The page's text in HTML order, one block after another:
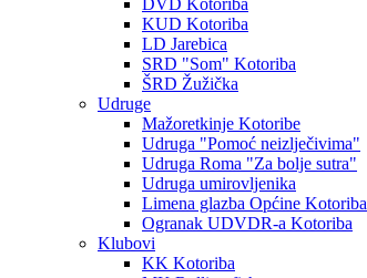
DVD Kotoriba
KUD Kotoriba
LD Jarebica
SRD "Som" Kotoriba
ŠRD Žužička
Udruge
Mažoretkinje Kotoribe
Udruga "Pomoć neizlječivima"
Udruga Roma "Za bolje sutra"
Udruga umirovljenika
Limena glazba Općine Kotoriba
Ogranak UDVDR-a Kotoriba
Klubovi
KK Kotoriba